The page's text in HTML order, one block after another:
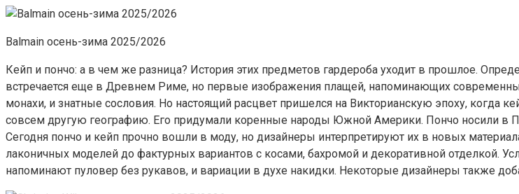
Balmain осень-зима 2025/2026
Кейп и пончо: а в чем же разница? История этих предметов гардероба уходит в прошлое.
встречается еще в Древнем Риме, но первые изображения плащей, напоминающих
монахи, и знатные сословия. Но настоящий расцвет пришелся на Викторианскую эпоху, когда
совсем другую географию. Его придумали коренные народы Южной Америки. Пончо носили в
Сегодня пончо и кейп прочно вошли в моду, но дизайнеры интерпретируют их в новых
лаконичных моделей до фактурных вариантов с косами, бахромой и декоративной отделкой.
напоминают пуловер без рукавов, и вариации в духе накидки. Некоторые дизайнеры также